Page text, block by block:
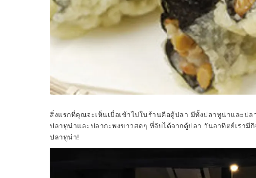
สิ่งแรกที่คุณจะเห็นเมื่อเข้าไปในร้านคือตู้ปลา มีทั้งปลาทูน่าและป
ปลาทูน่าและปลากะพงขาวสดๆ ที่จับได้จากตู้ปลา วันอาทิตย์เรามี
ปลาทูน่า!